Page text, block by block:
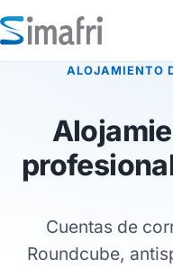
ALOJAMIENTO
Cuentas de
Roundcube,